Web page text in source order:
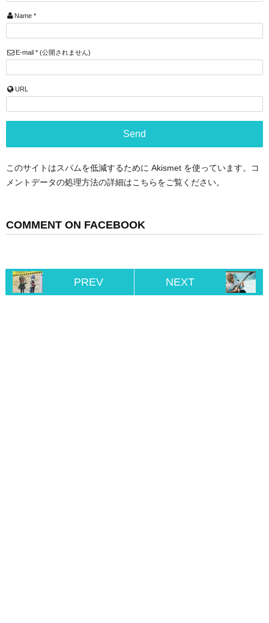
Name *
E-mail *(公開されません)
URL
このサイトはスパムを低減するために Akismet を使っています。
コ
メントデータの処理方法の詳細はこちらをご覧ください。
COMMENT ON FACEBOOK
PREV NEXT